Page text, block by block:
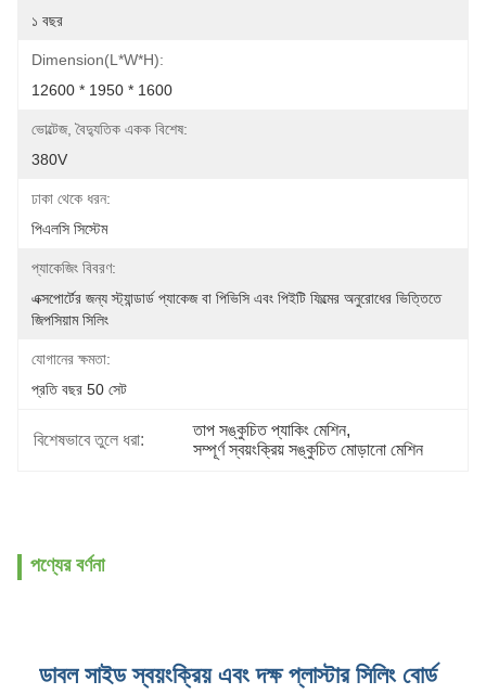
১ বছর
Dimension(L*W*H):
12600 * 1950 * 1600
ভোল্টেজ, বৈদ্যুতিক একক বিশেষ:
380V
ঢাকা থেকে ধরন:
পিএলসি সিস্টেম
প্যাকেজিং বিবরণ:
এক্সপোর্টের জন্য স্ট্যান্ডার্ড প্যাকেজ বা পিভিসি এবং পিইটি ফিল্মের অনুরোধের ভিত্তিতে
জিপসিয়াম সিলিং
যোগানের ক্ষমতা:
প্রতি বছর 50 সেট
বিশেষভাবে তুলে ধরা:
তাপ সঙ্কুচিত প্যাকিং মেশিন,
সম্পূর্ণ স্বয়ংক্রিয় সঙ্কুচিত মোড়ানো মেশিন
পণ্যের বর্ণনা
ডাবল সাইড স্বয়ংক্রিয় এবং দক্ষ প্লাস্টার সিলিং বোর্ড